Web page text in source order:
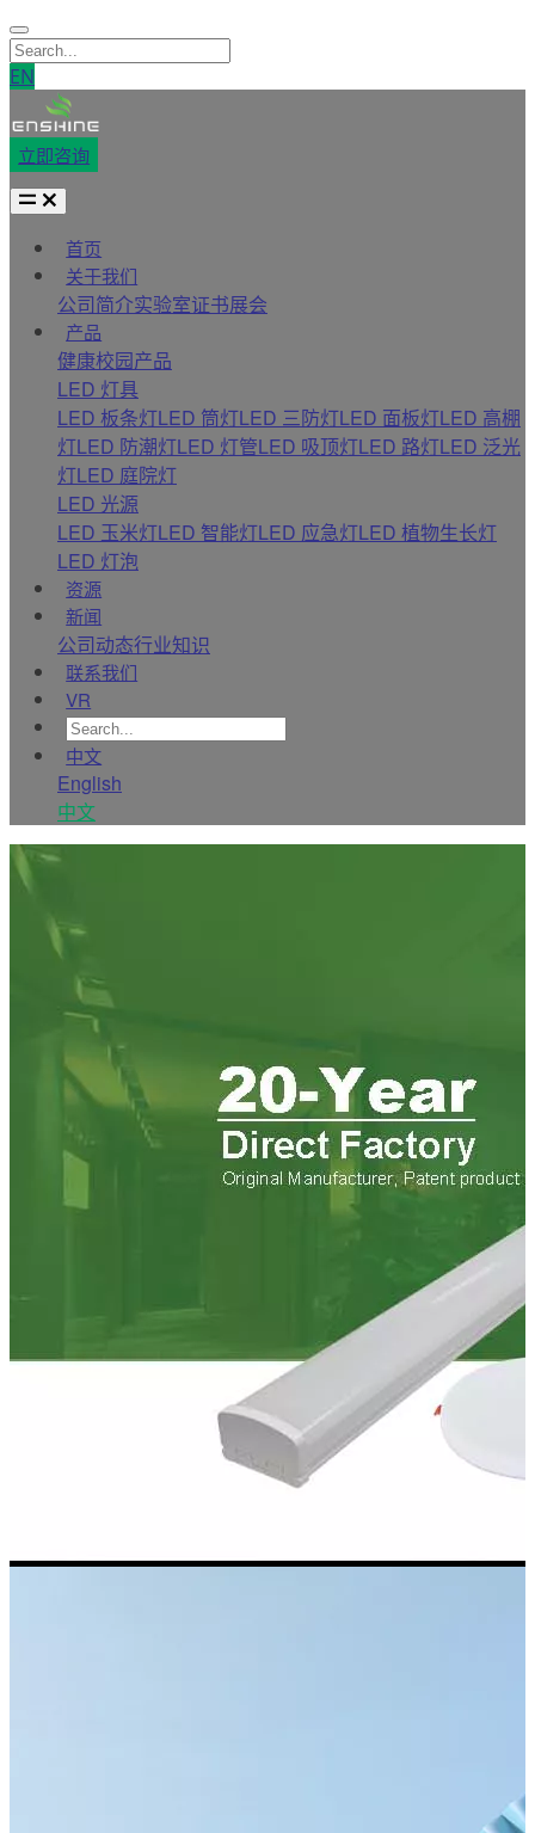
EN
立即咨询
首页
关于我们
公司简介实验室证书展会
产品
健康校园产品
LED 灯具
LED 板条灯LED 筒灯LED 三防灯LED 面板灯LED 高棚
灯LED 防潮灯LED 灯管LED 吸顶灯LED 路灯LED 泛光
灯LED 庭院灯
LED 光源
LED 玉米灯LED 智能灯LED 应急灯LED 植物生长灯
LED 灯泡
资源
新闻
公司动态行业知识
联系我们
VR
中文
English
中文